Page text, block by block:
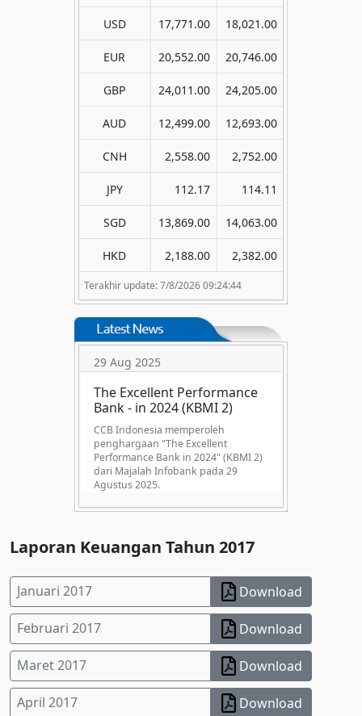
Terakhir update: 7/8/2026 09:24:44
USD 17,771.00 18,021.00
EUR 20,552.00 20,746.00
GBP 24,011.00 24,205.00
AUD 12,499.00 12,693.00
CNH 2,558.00 2,752.00
JPY 112.17 114.11
SGD 13,869.00 14,063.00
HKD 2,188.00 2,382.00
29 Aug 2025
The Excellent Performance
Bank - in 2024 (KBMI 2)
CCB Indonesia memperoleh
penghargaan "The Excellent
Performance Bank in 2024" (KBMI 2)
dari Majalah Infobank pada 29
Agustus 2025.
Laporan Keuangan Tahun 2017
Januari 2017 Download
Februari 2017 Download
Maret 2017 Download
April 2017 Download